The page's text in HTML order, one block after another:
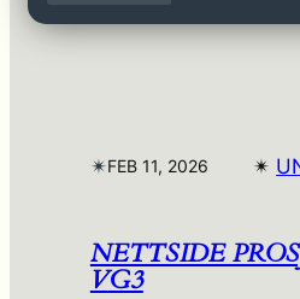
✴︎FEB 11, 2026 ✴︎
NETTSIDE
VG3